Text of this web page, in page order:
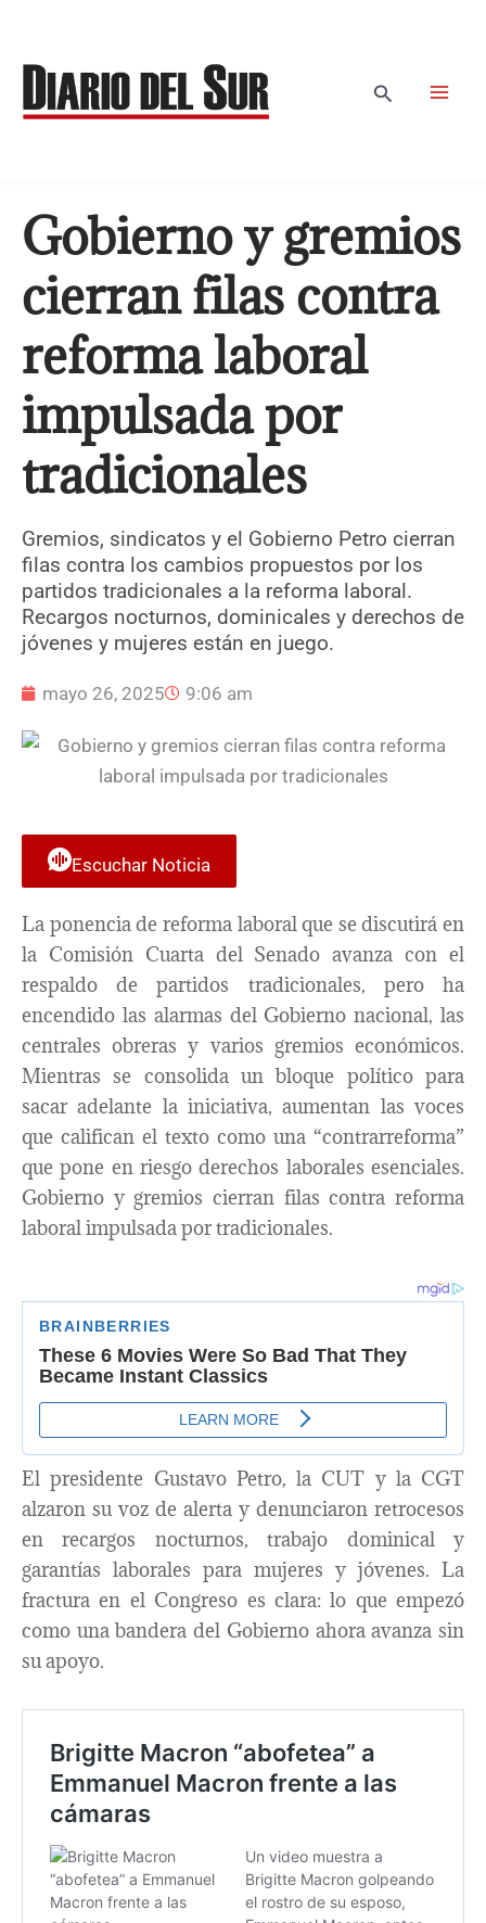
contenido
Buscar
Gobierno y gremios
cierran filas contra
reforma laboral
impulsada por
tradicionales
Gremios, sindicatos y el Gobierno Petro cierran
filas contra los cambios propuestos por los
partidos tradicionales a la reforma laboral.
Recargos nocturnos, dominicales y derechos de
jóvenes y mujeres están en juego.
mayo 26, 2025 9:06 am
Escuchar Noticia
La ponencia de reforma laboral que se discutirá en
la Comisión Cuarta del Senado avanza con el
respaldo de partidos tradicionales, pero ha
encendido las alarmas del Gobierno nacional, las
centrales obreras y varios gremios económicos.
Mientras se consolida un bloque político para
sacar adelante la iniciativa, aumentan las voces
que califican el texto como una “contrarreforma”
que pone en riesgo derechos laborales esenciales.
Gobierno y gremios cierran filas contra reforma
laboral impulsada por tradicionales.
El presidente Gustavo Petro, la CUT y la CGT
alzaron su voz de alerta y denunciaron retrocesos
en recargos nocturnos, trabajo dominical y
garantías laborales para mujeres y jóvenes. La
fractura en el Congreso es clara: lo que empezó
como una bandera del Gobierno ahora avanza sin
su apoyo.